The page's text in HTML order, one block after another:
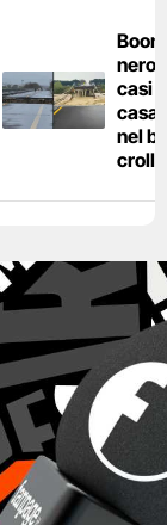
nero
casi
casa
nel